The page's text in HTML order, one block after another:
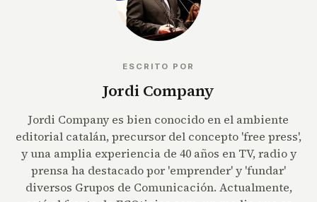
ESCRITO POR
Jordi Company
Jordi Company es bien conocido en el ambiente
editorial catalán, precursor del concepto 'free press',
y una amplia experiencia de 40 años en TV, radio y
prensa ha destacado por 'emprender' y 'fundar'
diversos Grupos de Comunicación. Actualmente,